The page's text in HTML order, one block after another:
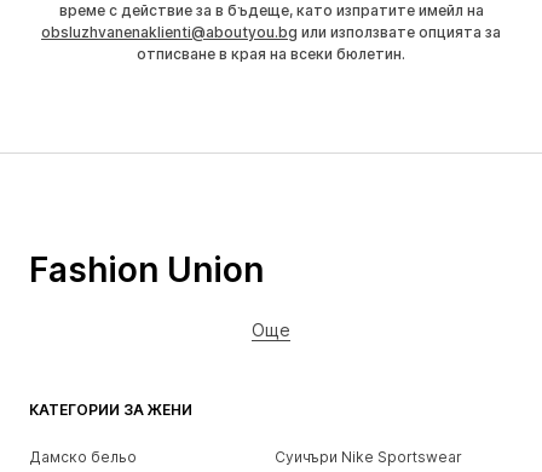
време с действие за в бъдеще, като изпратите имейл на
obsluzhvanenaklienti@aboutyou.bg или използвате опцията за
отписване в края на всеки бюлетин.
КАТЕГОРИИ ЗА ЖЕНИ
Дамско бельо
Суичъри Nike Sportswear
Fashion Union
Още